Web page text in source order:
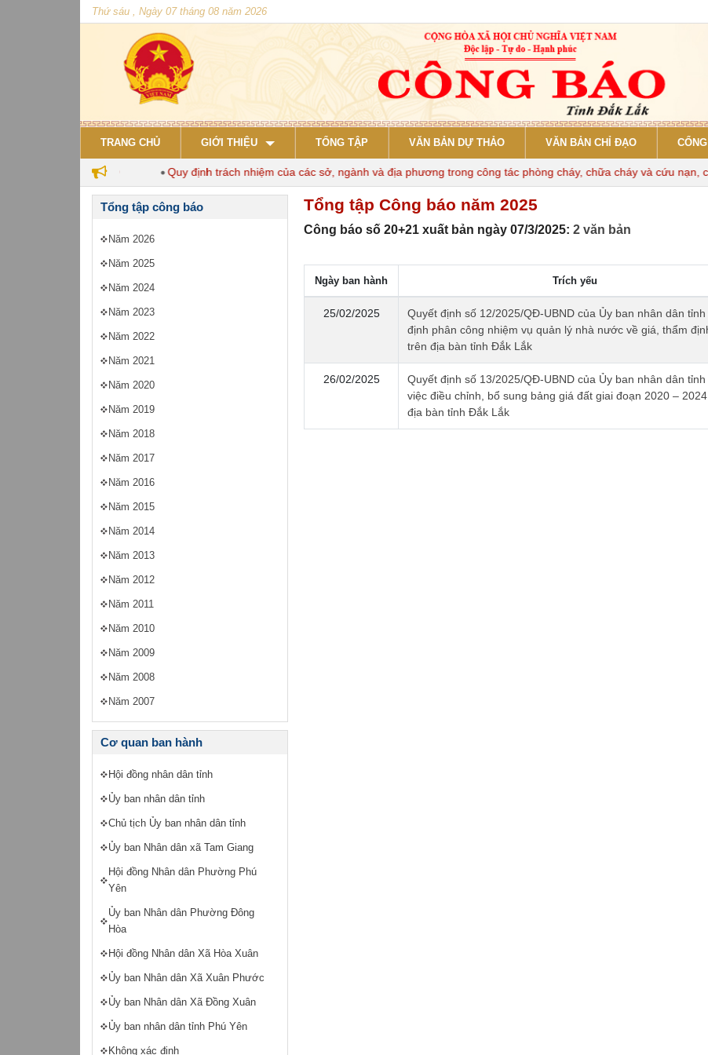
Thứ sáu , Ngày 07 tháng 08 năm 2026
TRANG CHỦ GIỚI THIỆU TỔNG TẬP VĂN BẢN DỰ THẢO VĂN BẢN CHỈ ĐẠO
đến năm 2030 Quy định trách nhiệm của các sở, ngành và địa phương trong công tác phòng cháy, chữa cháy và cứu nạn, cứu
Tổng tập công báo
Năm 2026
Năm 2025
Năm 2024
Năm 2023
Năm 2022
Năm 2021
Năm 2020
Năm 2019
Năm 2018
Năm 2017
Năm 2016
Năm 2015
Năm 2014
Năm 2013
Năm 2012
Năm 2011
Năm 2010
Năm 2009
Năm 2008
Năm 2007
Cơ quan ban hành
Hội đồng nhân dân tỉnh
Ủy ban nhân dân tỉnh
Chủ tịch Ủy ban nhân dân tỉnh
Ủy ban Nhân dân xã Tam Giang
Hội đồng Nhân dân Phường Phú
Yên
Ủy ban Nhân dân Phường Đông
Hòa
Hội đồng Nhân dân Xã Hòa Xuân
Ủy ban Nhân dân Xã Xuân Phước
Ủy ban Nhân dân Xã Đồng Xuân
Ủy ban nhân dân tỉnh Phú Yên
Không xác định
Tổng tập Công báo năm 2025
Công báo số 20+21 xuất bản ngày 07/3/2025: 2 văn bản
Ngày ban hành Trích yếu
25/02/2025
Quyết định số 12/2025/QĐ-UBND của Ủy ban nhân dân tỉnh
định phân công nhiệm vụ quản lý nhà nước về giá, thẩm
trên địa bàn tỉnh Đắk Lắk
26/02/2025
Quyết định số 13/2025/QĐ-UBND của Ủy ban nhân dân tỉnh
việc điều chỉnh, bổ sung bảng giá đất giai đoạn 2020 –
địa bàn tỉnh Đắk Lắk